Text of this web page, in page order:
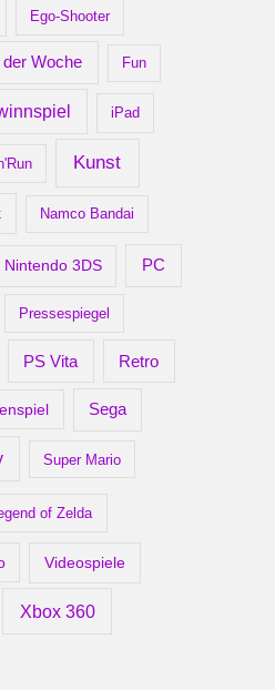
Ego-Shooter
der Woche Fun
iPad
Kunst
Namco Bandai
Nintendo 3DS PC
Pressespiegel
PS Vita Retro
Sega
Super Mario
of Zelda
Videospiele
Xbox 360